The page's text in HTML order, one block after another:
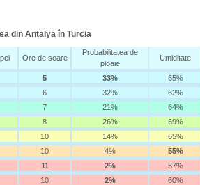
dinAntalyaîn Turcia
Ore de soare
Probabilitatea de
ploaie
Umiditate
5 33%
65%
6 32%
62%
7 21%
64%
8 26%
69%
10 14%
65%
10 4%
55%
11 2%
57%
10 2%
60%